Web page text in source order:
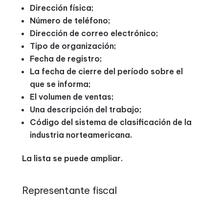
Dirección física;
Número de teléfono;
Dirección de correo electrónico;
Tipo de organización;
Fecha de registro;
La fecha de cierre del período sobre el
que se informa;
El volumen de ventas;
Una descripción del trabajo;
Código del sistema de clasificación de la
industria norteamericana.
La lista se puede ampliar.
Representante fiscal